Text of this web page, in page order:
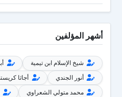
أشهر المؤلفين
شيخ الإسلام ابن تيمية
أنور الجندي
أجاثا
محمد متولي الشعراوي